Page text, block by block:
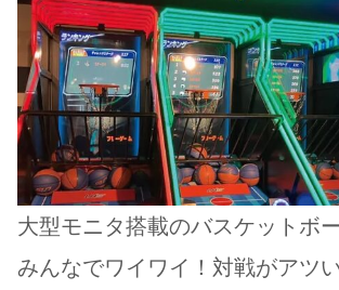
大型モニタ搭載のバスケットボ
みんなでワイワイ！対戦がアツい